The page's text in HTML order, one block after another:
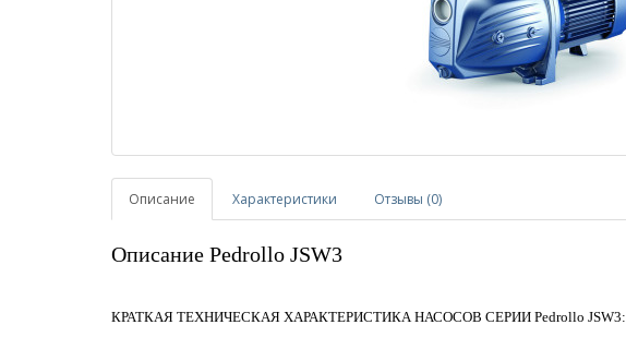
Описание Характеристики Отзывы (0)
Описание Pedrollo JSW3
КРАТКАЯ ТЕХНИЧЕСКАЯ ХАРАКТЕРИСТИКА НАСОСОВ СЕРИИ Pedrollo JSW3: